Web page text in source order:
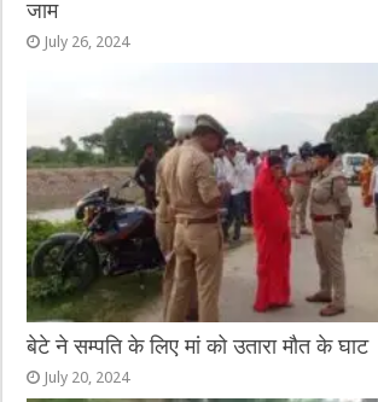
जाम
July 26, 2024
बेटे ने सम्पति के लिए मां को उतारा मौत के घाट
July 20, 2024